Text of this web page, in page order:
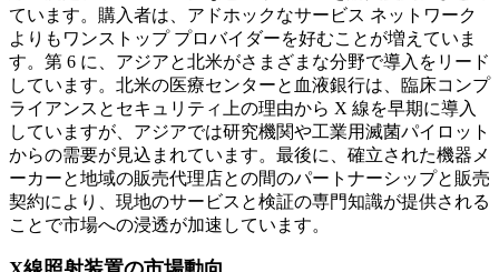
ています。購入者は、アドホックなサービス ネットワーク
よりもワンストップ プロバイダーを好むことが増えていま
す。第 6 に、アジアと北米がさまざまな分野で導入をリード
しています。北米の医療センターと血液銀行は、臨床コンプ
ライアンスとセキュリティ上の理由から X 線を早期に導入
していますが、アジアでは研究機関や工業用滅菌パイロット
からの需要が見込まれています。最後に、確立された機器メ
ーカーと地域の販売代理店との間のパートナーシップと販売
契約により、現地のサービスと検証の専門知識が提供される
ことで市場への浸透が加速しています。